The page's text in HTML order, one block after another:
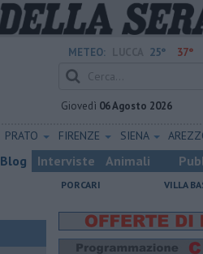
METEO: 25° 37°
Giovedì 06 Agosto 2026
PRATO FIRENZE SIENA
Blog Interviste Animali
PORCARI VILLA